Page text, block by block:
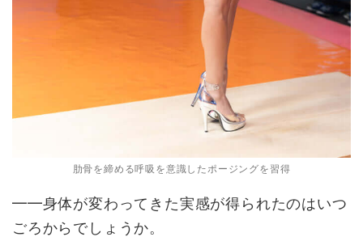
肋骨を締める呼吸を意識したポージングを習得
━━身体が変わってきた実感が得られたのはいつ
ごろからでしょうか。